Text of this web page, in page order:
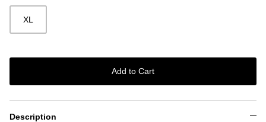
XL
Add to Cart
Description